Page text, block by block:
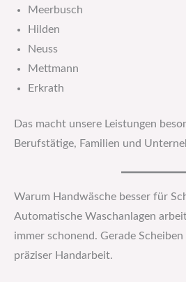
Meerbusch
Hilden
Neuss
Mettmann
Erkrath
Das macht unsere Leistungen
Berufstätige, Familien und
Warum Handwäsche besser für
Automatische Waschanlagen
immer schonend. Gerade
präziser Handarbeit.